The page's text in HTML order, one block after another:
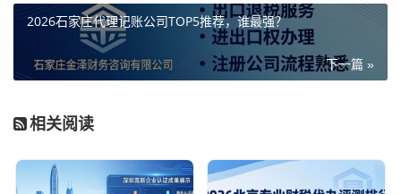
2026石家庄代理记账公司TOP5推荐，谁最强？
下一篇 »
相关阅读